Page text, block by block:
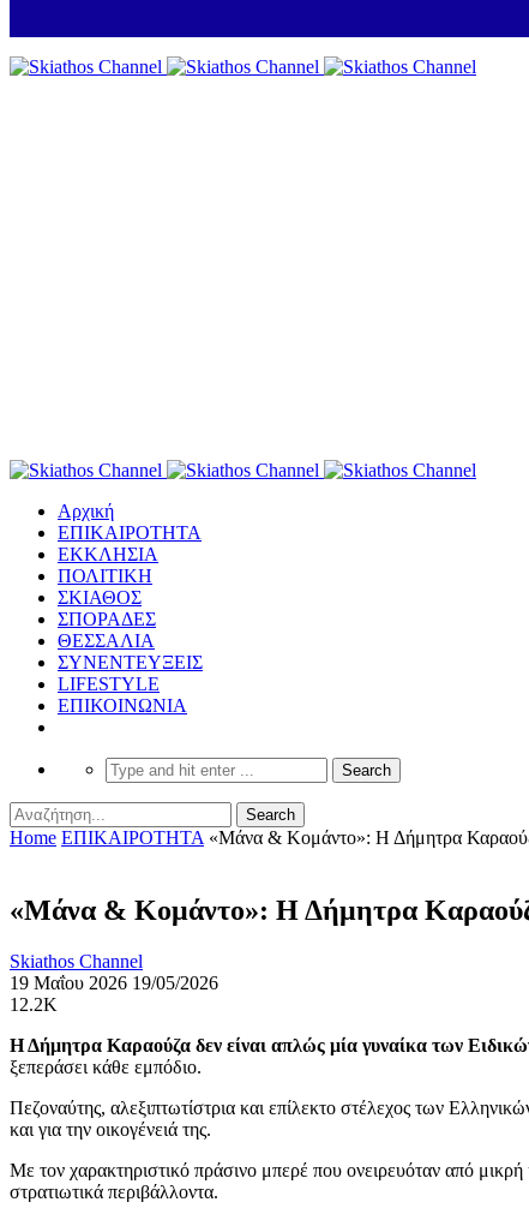
Αρχική
ΕΠΙΚΑΙΡΟΤΗΤΑ
ΕΚΚΛΗΣΙΑ
ΠΟΛΙΤΙΚΗ
ΣΚΙΑΘΟΣ
ΣΠΟΡΑΔΕΣ
ΘΕΣΣΑΛΙΑ
ΣΥΝΕΝΤΕΥΞΕΙΣ
LIFESTYLE
ΕΠΙΚΟΙΝΩΝΙΑ
Home ΕΠΙΚΑΙΡΟΤΗΤΑ «Μάνα & Κομάντο»: Η Δήμητρα
«Μάνα & Κομάντο»: Η Δήμητρα Καραούζα
Skiathos Channel
19 Μαΐου 2026 19/05/2026
12.2K
Η Δήμητρα Καραούζα δεν είναι απλώς μία γυναίκα των
ξεπεράσει κάθε εμπόδιο.
Πεζοναύτης, αλεξιπτωτίστρια και επίλεκτο στέλεχος των
και για την οικογένειά της.
Με τον χαρακτηριστικό πράσινο μπερέ που ονειρευόταν από
στρατιωτικά περιβάλλοντα.